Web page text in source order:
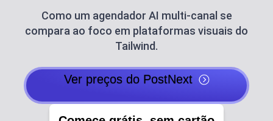
Como um agendador AI multi-canal se
compara ao foco em plataformas visuais do
Tailwind.
Ver preços do PostNext